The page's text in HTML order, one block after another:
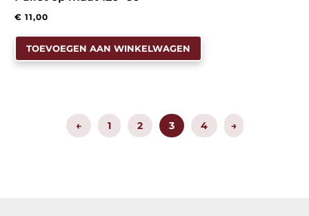
€ 11,00
TOEVOEGEN AAN WINKELWAGEN
← 1 2 3 4 →